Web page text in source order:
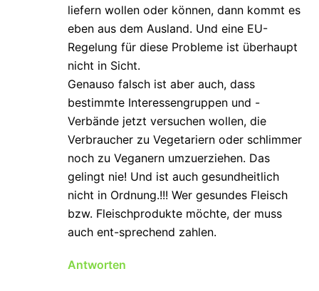
liefern wollen oder können, dann kommt es
eben aus dem Ausland. Und eine EU-
Regelung für diese Probleme ist überhaupt
nicht in Sicht.
Genauso falsch ist aber auch, dass
bestimmte Interessengruppen und -
Verbände jetzt versuchen wollen, die
Verbraucher zu Vegetariern oder schlimmer
noch zu Veganern umzuerziehen. Das
gelingt nie! Und ist auch gesundheitlich
nicht in Ordnung.!!! Wer gesundes Fleisch
bzw. Fleischprodukte möchte, der muss
auch ent-sprechend zahlen.
Antworten